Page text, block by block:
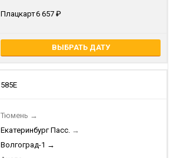
Плацкарт6 657
ВЫБРАТЬ ДАТУ
585Е
Тюмень →
Екатеринбург Пасс. →
Волгоград-1 →